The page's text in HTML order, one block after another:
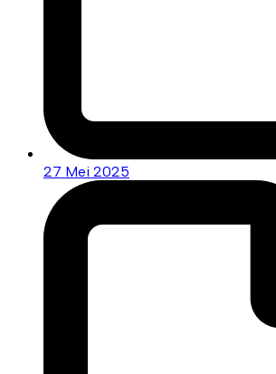
27 Mei 2025